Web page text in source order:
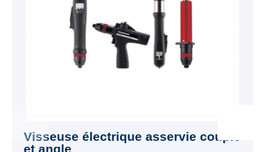
Visseuse électrique asservie couple
et angle